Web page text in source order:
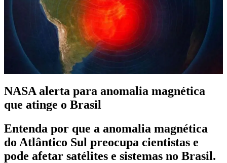
NASA alerta para anomalia magnética
que atinge o Brasil
Entenda por que a anomalia magnética
do Atlântico Sul preocupa cientistas e
pode afetar satélites e sistemas no Brasil.